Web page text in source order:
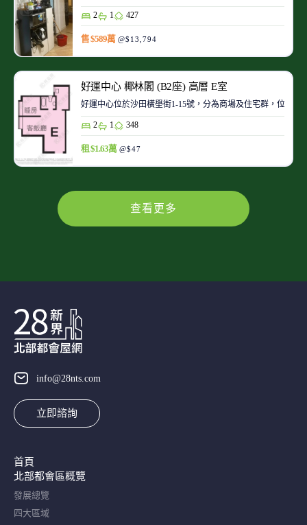
2 1 427
售 $589萬 @$13,794
好運中心 椰林閣 (B2座) 高層 E室
好運中心位於沙田橫壆街1-15號，分為商場及住宅群，位置
2 1 348
租 $1.63萬 @$47
查看更多
info@28nts.com
立即諮詢
首頁
北部都會區概覽​
發展總覽
四大區域